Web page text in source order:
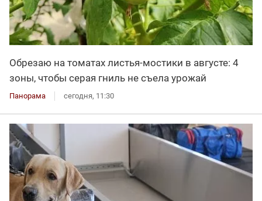
Обрезаю на томатах листья-мостики в августе: 4
зоны, чтобы серая гниль не съела урожай
Панорама сегодня, 11:30